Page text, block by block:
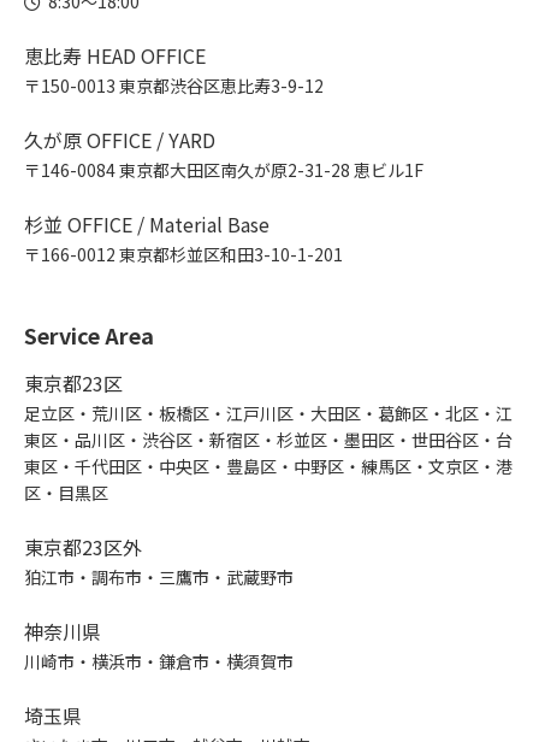
恵比寿 HEAD OFFICE
〒150-0013 東京都渋谷区恵比寿3-9-12
久が原 OFFICE / YARD
〒146-0084 東京都大田区南久が原2-31-28 恵ビル1F
杉並 OFFICE / Material Base
〒166-0012 東京都杉並区和田3-10-1-201
Service Area
東京都23区
足立区・荒川区・板橋区・江戸川区・大田区・葛飾区・北区・江
東区・品川区・渋谷区・新宿区・杉並区・墨田区・世田谷区・台
東区・千代田区・中央区・豊島区・中野区・練馬区・文京区・港
区・目黒区
東京都23区外
狛江市・調布市・三鷹市・武蔵野市
神奈川県
川崎市・横浜市・鎌倉市・横須賀市
埼玉県